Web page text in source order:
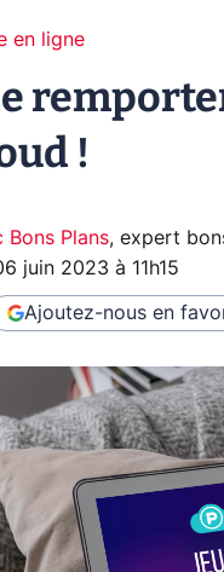
en ligne
!
Bons Plans, expert
juin 2023 à 11h15
Ajoutez-nous en